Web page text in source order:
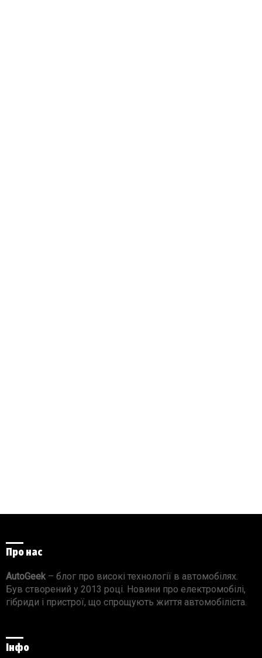
Про нас
AutoGeek– блог про високі технології в автомобілях.
Був створений у 2013 році. Новини про електромобілі,
гібриди і пристрої, що спрощують життя автомобіліста.
Інфо